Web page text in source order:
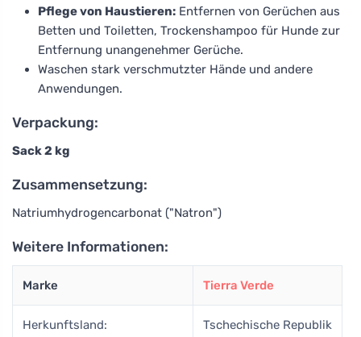
Pflege von Haustieren: Entfernen von Gerüchen aus
Betten und Toiletten, Trockenshampoo für Hunde zur
Entfernung unangenehmer Gerüche.
Waschen stark verschmutzter Hände und andere
Anwendungen.
Verpackung:
Sack 2 kg
Zusammensetzung:
Natriumhydrogencarbonat ("Natron")
Weitere Informationen:
Marke Tierra Verde
Herkunftsland: Tschechische Republik